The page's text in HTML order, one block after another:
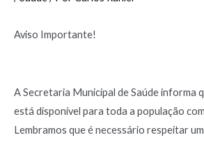
Aviso Importante!
A Secretaria Municipal de Saúde informa
está disponível para toda a população
Lembramos que é necessário respeitar